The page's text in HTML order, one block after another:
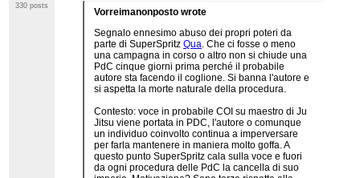
330 posts
Vorreimanonposto wrote
Segnalo ennesimo abuso dei propri poteri da
parte di SuperSpritzQua . Che ci fosse o meno
una campagna in corso o altro non si chiude una
PdC cinque giorni prima perché il probabile
autore sta facendo il coglione. Si banna l'autore e
si aspetta la morte naturale della procedura.
Contesto: voce in probabile COI su maestro di Ju
Jitsu viene portata in PDC, l'autore o comunque
un individuo coinvolto continua a imperversare
per farla mantenere in maniera molto goffa. A
questo punto SuperSpritz cala sulla voce e fuori
da ogni procedura delle PdC la cancella di suo